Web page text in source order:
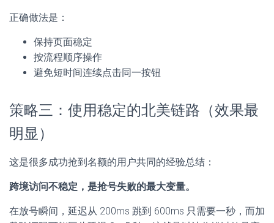
正确做法是：
保持页面稳定
按流程顺序操作
避免短时间连续点击同一按钮
策略三：使用稳定的北美链路（效果最
明显）
这是很多成功抢到名额的用户共同的经验总结：
跨境访问不稳定，是抢号失败的最大变量。
在放号瞬间，延迟从 200ms 跳到 600ms 只需要一秒，而加